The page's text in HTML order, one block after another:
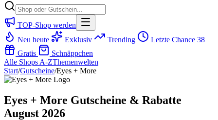
TOP-Shop werden
Neu heute
Exklusiv Trending Letzte Chance 38
Gratis
Schnäppchen
Alle Shops A-ZThemenwelten
Start/Gutscheine/Eyes + More
Eyes + More Gutscheine & Rabatte
August 2026